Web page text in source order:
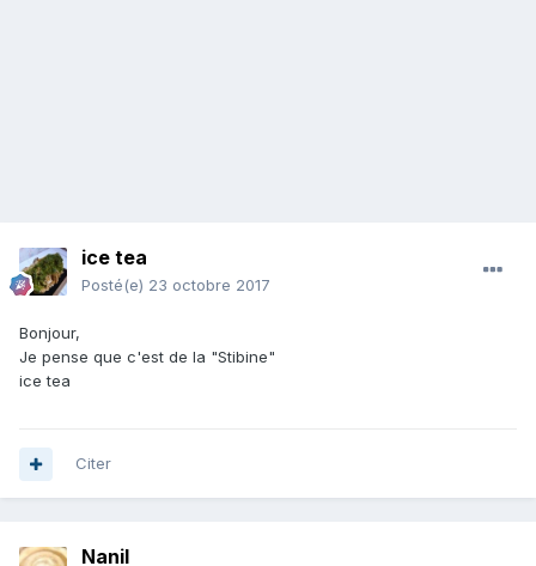
ice tea
Posté(e) 23 octobre 2017
Bonjour,
Je pense que c'est de la "Stibine"
ice tea
Citer
Nanil